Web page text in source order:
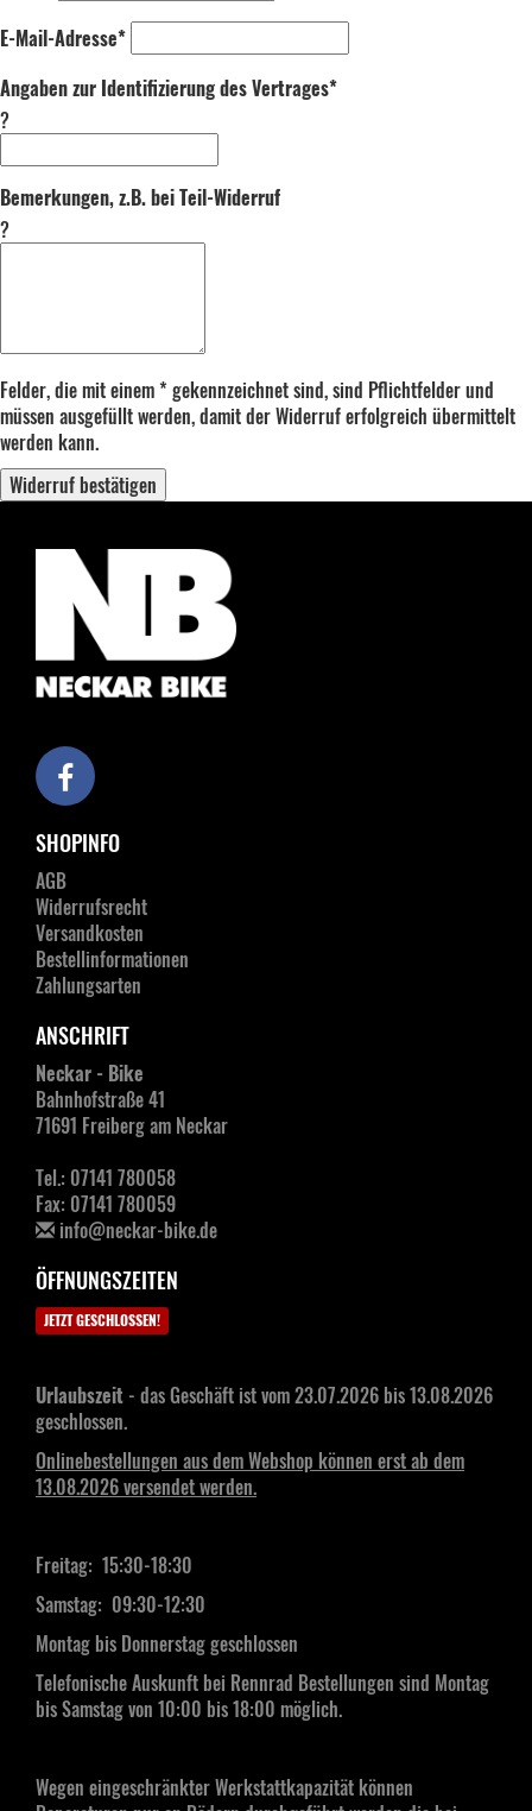
E-Mail-Adresse*
Angaben zur Identifizierung des Vertrages*
?
Bemerkungen, z.B. bei Teil-Widerruf
?
Felder, die mit einem * gekennzeichnet sind, sind Pflichtfelder und
müssen ausgefüllt werden, damit der Widerruf erfolgreich übermittelt
werden kann.
Widerruf bestätigen
SHOPINFO
AGB
Widerrufsrecht
Versandkosten
Bestellinformationen
Zahlungsarten
ANSCHRIFT
Neckar - Bike
Bahnhofstraße 41
71691 Freiberg am Neckar
Tel.: 07141 780058
Fax: 07141 780059
info@neckar-bike.de
ÖFFNUNGSZEITEN
JETZT GESCHLOSSEN!
Urlaubszeit - das Geschäft ist vom 23.07.2026 bis 13.08.2026
geschlossen.
Onlinebestellungen aus dem Webshop können erst ab dem
13.08.2026 versendet werden.
Freitag: 15:30-18:30
Samstag: 09:30-12:30
Montag bis Donnerstag geschlossen
Telefonische Auskunft bei Rennrad Bestellungen sind Montag
bis Samstag von 10:00 bis 18:00 möglich.
Wegen eingeschränkter Werkstattkapazität können